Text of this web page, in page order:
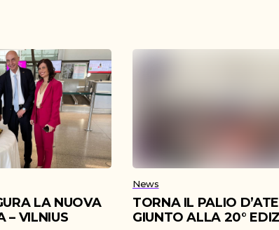
LA NUOVA
– VILNIUS
News
TORNA IL PALIO
GIUNTO ALLA 20°